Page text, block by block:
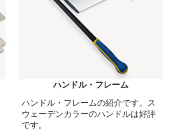
ハンドル・フレーム
ハンドル・フレームの紹介です。ス
ウェーデンカラーのハンドルは好評
です。